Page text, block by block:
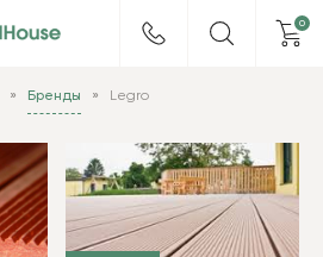
0
Бренды Legro